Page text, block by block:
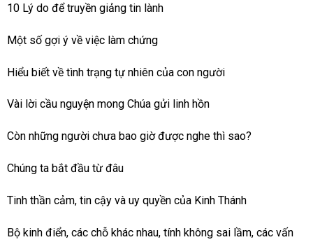
10 Lý do để truyền giảng tin lành
Một số gợi ý về việc làm chứng
Hiểu biết về tình trạng tự nhiên của con người
Vài lời cầu nguyện mong Chúa gửi linh hồn
Còn những người chưa bao giờ được nghe thì sao?
Chúng ta bắt đầu từ đâu
Tinh thần cảm, tin cậy và uy quyền của Kinh Thánh
Bộ kinh điển, các chỗ khác nhau, tính không sai lầm, các vấn